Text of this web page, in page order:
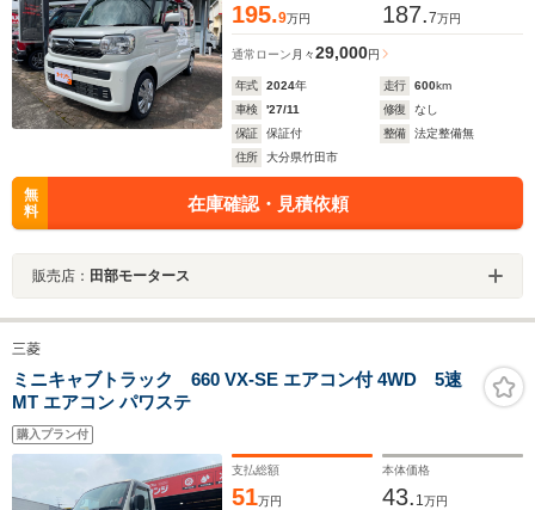
195.9万円 187.7万円
通常ローン 月々29,000円
年式 2024年 走行 600km
車検
'27/11 修復
なし
保証
保証付 整備
法定整備無
住所
大分県竹田市
無
料
在庫確認・見積依頼
販売店： 田部モータース
三菱
ミニキャブトラック 660 VX-SE エアコン付 4WD 5速
MT エアコン パワステ
購入プラン付
支払総額
51万円
本体価格
43. 1万円